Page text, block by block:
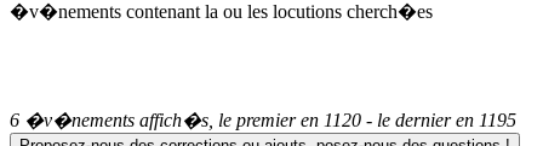
�v�nements contenant la ou les locutions cherch�es
6 �v�nements affich�s, le premier en 1120 - le dernier en 1195